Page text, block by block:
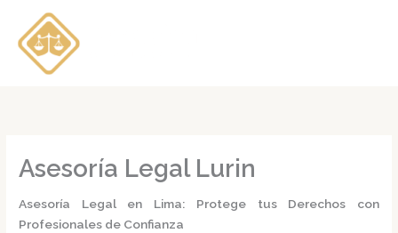
contenido
Asesoría Legal Lurin
Asesoría Legal en Lima: Protege tus Derechos con
Profesionales de Confianza